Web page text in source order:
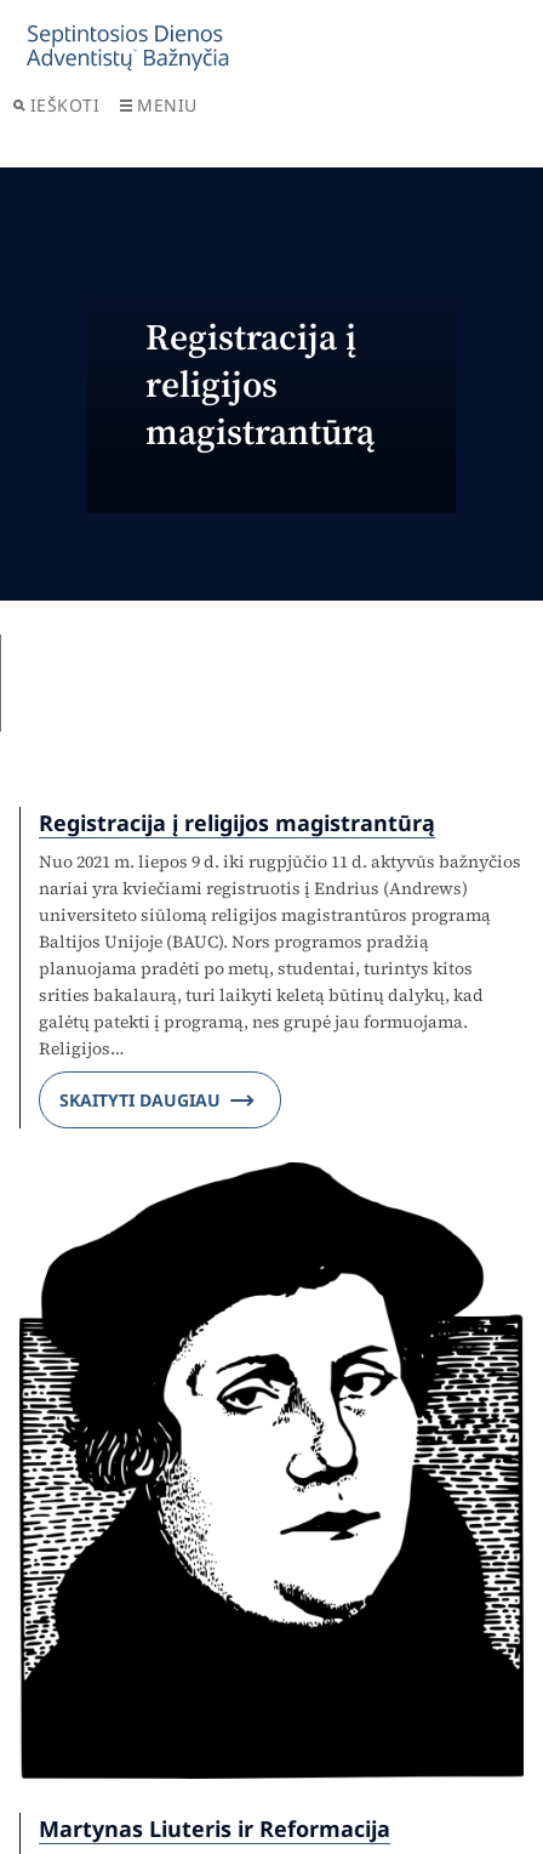
IEŠKOTI MENIU
Registracija į
religijos
magistrantūrą
Registracija į religijos magistrantūrą
Nuo 2021 m. liepos 9 d. iki rugpjūčio 11 d. aktyvūs bažnyčios
nariai yra kviečiami registruotis į Endrius (Andrews)
universiteto siūlomą religijos magistrantūros programą
Baltijos Unijoje (BAUC). Nors programos pradžią
planuojama pradėti po metų, studentai, turintys kitos
srities bakalaurą, turi laikyti keletą būtinų dalykų, kad
galėtų patekti į programą, nes grupė jau formuojama.
Religijos…
SKAITYTI DAUGIAU
Martynas Liuteris ir Reformacija